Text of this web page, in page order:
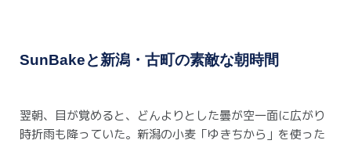
SunBakeと新潟・古町の素敵な朝時間
翌朝、目が覚めると、どんよりとした曇が空一面に広がり
時折雨も降っていた。 新潟の小麦「ゆきちから」を使った